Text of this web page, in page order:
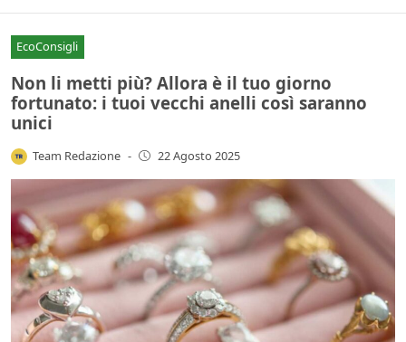
EcoConsigli
Non li metti più? Allora è il tuo giorno
fortunato: i tuoi vecchi anelli così saranno
unici
Team Redazione - 22 Agosto 2025